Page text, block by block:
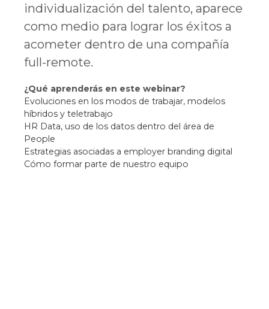
individualización del talento, aparece
como medio para lograr los éxitos a
acometer dentro de una compañía
full-remote.
¿Qué aprenderás en este webinar?
Evoluciones en los modos de trabajar, modelos
híbridos y teletrabajo
HR Data, uso de los datos dentro del área de
People
Estrategias asociadas a employer branding digital
Cómo formar parte de nuestro equipo